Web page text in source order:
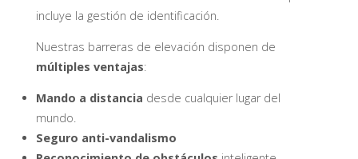
incluye la gestión de identificación.
Nuestras barreras de elevación disponen de
múltiples ventajas:
Mando a distancia desde cualquier lugar del
mundo.
Seguro anti-vandalismo